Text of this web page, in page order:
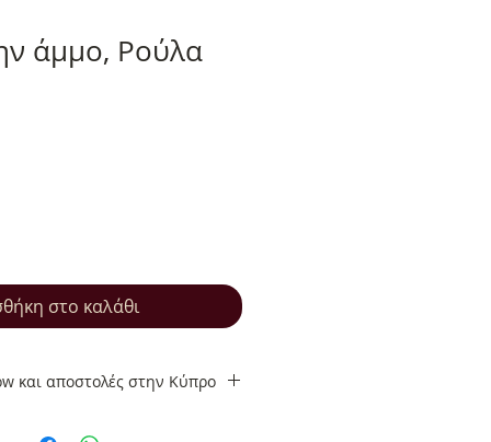
άμμο, Ρούλα
στο καλάθι
και αποστολές στην Κύπρο